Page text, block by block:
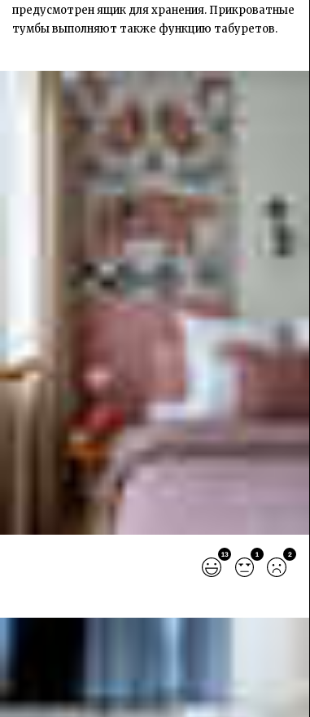
предусмотрен ящик для хранения. Прикроватные
тумбы выполняют также функцию табуретов.
13 1 2